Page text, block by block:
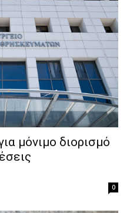
μόνιμο διορισμό
0